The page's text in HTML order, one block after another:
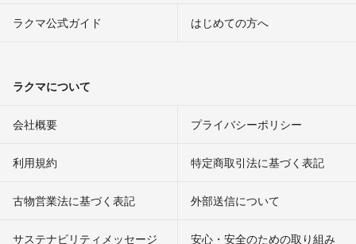
ラクマ公式ガイド はじめての方へ
ラクマについて
会社概要 プライバシーポリシー
利用規約 特定商取引法に基づく表記
古物営業法に基づく表記 外部送信について
サステナビリティメッセージ 安心・安全のための取り組み